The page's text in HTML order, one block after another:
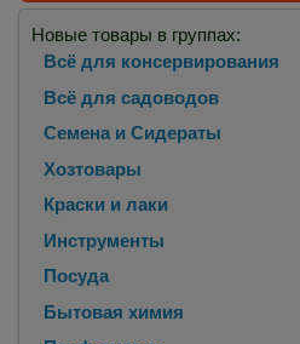
Новые товары в группах:
Всё для консервирования
Всё для садоводов
Семена и Сидераты
Хозтовары
Краски и лаки
Инструменты
Посуда
Бытовая химия